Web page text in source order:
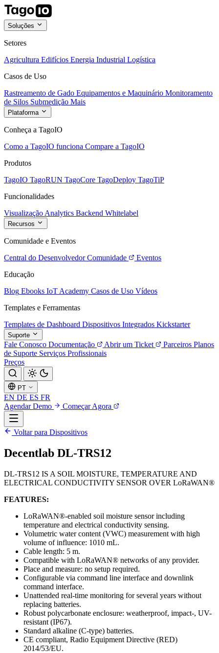
Soluções
Setores
Agricultura Edifícios Energia Industrial Logística
Casos de Uso
Rastreamento de Gado Equipamentos e Maquinário Monitoramento
de Silos Submedição Mais
Plataforma
Conheça a TagoIO
Como a TagoIO funciona Compare a TagoIO
Produtos
TagoIO TagoRUN TagoCore TagoDeploy TagoTiP
Funcionalidades
Visualização Analytics Backend Whitelabel
Recursos
Comunidade e Eventos
Central do Desenvolvedor Comunidade
Eventos
Educação
Blog Ebooks IoT Academy Casos de Uso Vídeos
Templates e Ferramentas
Templates de Dashboard Dispositivos Integrados Kickstarter
Suporte
Fale Conosco Documentação Abrir um Ticket Parceiros Planos
de Suporte Serviços Profissionais
Preços
PT
EN DE ES FR
Agendar Demo
Começar Agora
Voltar para Dispositivos
Decentlab DL-TRS12
DL-TRS12 IS A SOIL MOISTURE, TEMPERATURE AND
ELECTRICAL CONDUCTIVITY SENSOR OVER LoRaWAN®
FEATURES:
LoRaWAN®-enabled soil moisture sensor including
temperature and electrical conductivity sensing.
Volumetric water content (VWC) measurement with high
volume of influence: 1010 mL.
Cable length: 5 m.
Compatible with LoRaWAN® networks of any provider.
Place and measure: no setup required.
Configurable via command line interface and downlink
command interface.
Unattended real-time monitoring for several years without
replacing batteries.
Robust polycarbonate enclosure: weatherproof, impact-, UV-
resistant (IP67).
Standard alkaline (C-type) batteries.
CE compliant, Radio Equipment Directive (RED)
2014/53/EU.